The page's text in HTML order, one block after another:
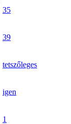
35
39
tetszőleges
igen
1